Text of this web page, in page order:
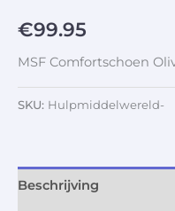
€99.95
MSF Comfortschoen
SKU: Hulpmiddelwereld-
Beschrijving